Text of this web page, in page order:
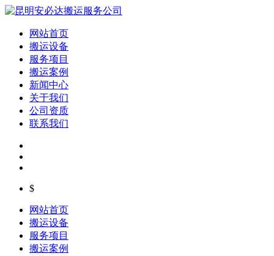
网站首页
搬运设备
服务项目
搬运案例
新闻中心
关于我们
公司资质
联系我们
$
网站首页
搬运设备
服务项目
搬运案例